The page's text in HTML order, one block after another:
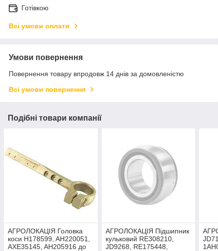
Готівкою
Всі умови оплати
Умови повернення
Повернення товару впродовж 14 днів за домовленістю
Всі умови повернення
Подібні товари компанії
АГРОЛОКАЦІЯ Головка
коси H178599, AH220051,
AXE35145, AH205916 до
АГРОЛОКАЦІЯ Підшипник
кульковий RE308210,
JD9268, RE175448,